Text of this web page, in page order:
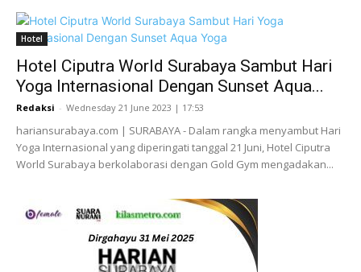
Hotel
Hotel Ciputra World Surabaya Sambut Hari
Yoga Internasional Dengan Sunset Aqua...
Redaksi - Wednesday 21 June 2023 | 17:53
hariansurabaya.com | SURABAYA - Dalam rangka menyambut Hari
Yoga Internasional yang diperingati tanggal 21 Juni, Hotel Ciputra
World Surabaya berkolaborasi dengan Gold Gym mengadakan...